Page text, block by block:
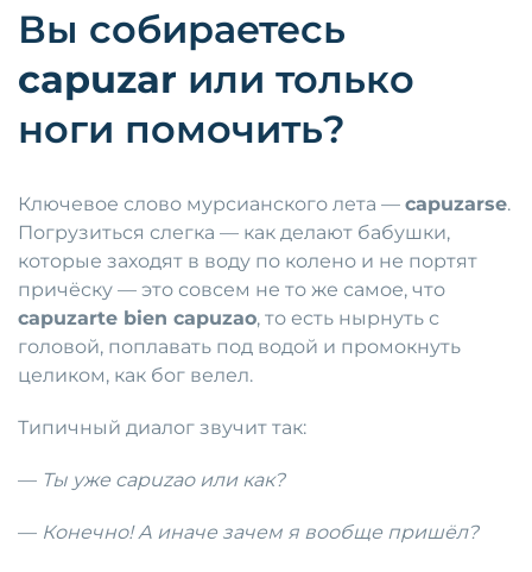
Вы собираетесь
capuzar или только
ноги помочить?
Ключевое слово мурсианского лета — capuzarse.
Погрузиться слегка — как делают бабушки,
которые заходят в воду по колено и не портят
причёску — это совсем не то же самое, что
capuzarte bien capuzao, то есть нырнуть с
головой, поплавать под водой и промокнуть
целиком, как бог велел.
Типичный диалог звучит так:
— Ты уже capuzao или как?
— Конечно! А иначе зачем я вообще пришёл?